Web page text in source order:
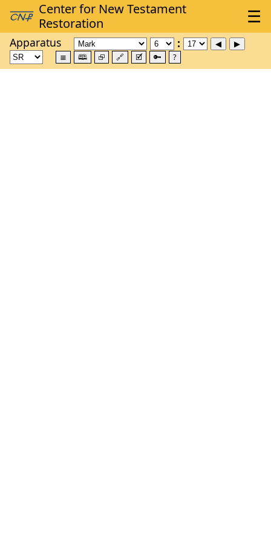
Apparatus
≣ 🕮 ⮺ 🔗 🗹 🔑 ?